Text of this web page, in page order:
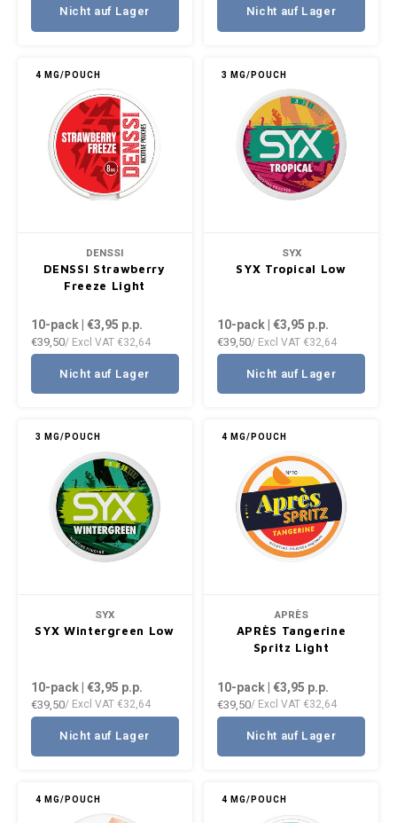
Nicht auf Lager Nicht auf Lager
4 MG/POUCH
DENSSI
DENSSI Strawberry
Freeze Light
10-pack | €3,95 p.p.
€39,50/ Excl VAT €32,64
Nicht auf Lager
3 MG/POUCH
SYX
SYX Tropical Low
10-pack | €3,95 p.p.
€39,50/ Excl VAT €32,64
Nicht auf Lager
3 MG/POUCH
SYX
SYX Wintergreen Low
10-pack | €3,95 p.p.
€39,50/ Excl VAT €32,64
Nicht auf Lager
4 MG/POUCH
APRÈS
APRÈS Tangerine
Spritz Light
10-pack | €3,95 p.p.
€39,50/ Excl VAT €32,64
Nicht auf Lager
4 MG/POUCH 4 MG/POUCH